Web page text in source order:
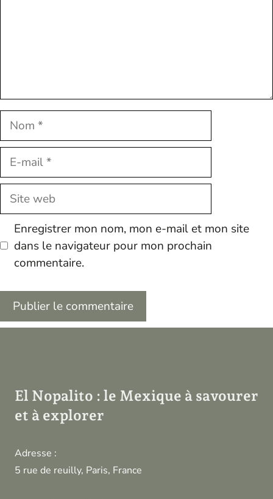
Nom
E-
Site
Enregistrer mon nom, mon e-mail et mon site
dans le navigateur pour mon prochain
commentaire.
El Nopalito : le Mexique à savourer
et à explorer
Adresse :
5 rue de reuilly, Paris, France